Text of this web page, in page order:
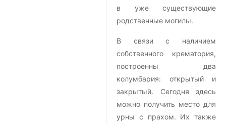
в уже существующие
родственные могилы.
В связи с наличием
собственного крематория,
построенны два
колумбария: открытый и
закрытый. Сегодня здесь
можно получить место для
урны с прахом. Их также